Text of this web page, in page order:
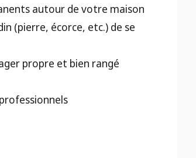
autour de votre maison
(pierre, écorce, etc.) de se
propre et bien rangé